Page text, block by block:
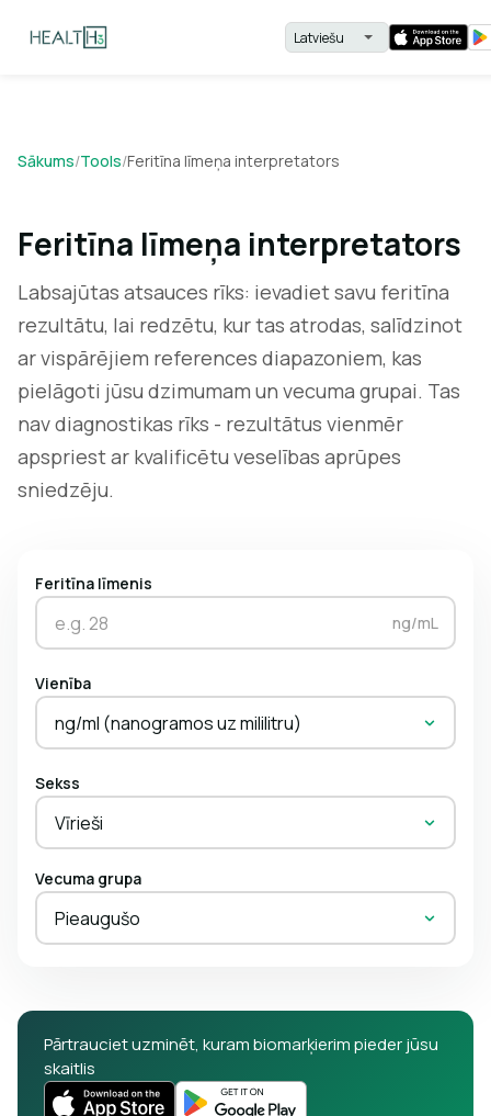
Sākums/Tools/Feritīna līmeņa interpretators
Feritīna līmeņa interpretators
Labsajūtas atsauces rīks: ievadiet savu feritīna
rezultātu, lai redzētu, kur tas atrodas, salīdzinot
ar vispārējiem references diapazoniem, kas
pielāgoti jūsu dzimumam un vecuma grupai. Tas
nav diagnostikas rīks - rezultātus vienmēr
apspriest ar kvalificētu veselības aprūpes
sniedzēju.
Feritīna līmenis
ng/mL
Vienība
ng/ml (nanogramos uz mililitru)
Sekss
Vīrieši
Vecuma grupa
Pieaugušo
Pārtrauciet uzminēt, kuram biomarķierim pieder jūsu
skaitlis